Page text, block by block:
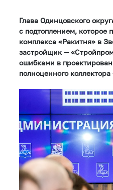
Глава Одинцовского
с подтоплением, которое
комплекса «Ракитня» в
застройщик —
ошибками в
полноценного